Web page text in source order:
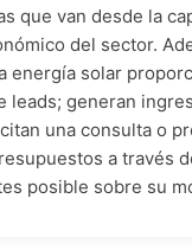
que van desde la
del sector.
energía solar
leads; generan
una consulta o
a través
posible sobre su